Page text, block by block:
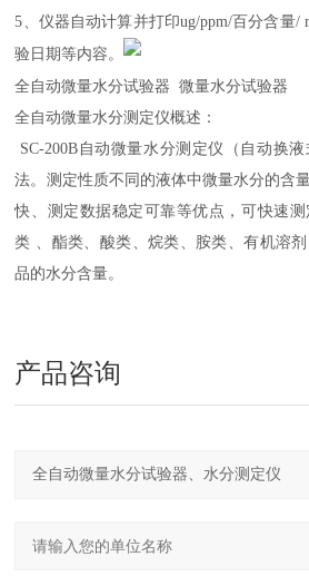
5、仪器自动计算并打印ug/ppm/百分含量/
验日期等内容。
全自动微量水分试验器 微量水分试验器
全自动微量水分测定仪概述：
SC-200B自动微量水分测定仪（自动换液
法。测定性质不同的液体中微量水分的含
快、测定数据稳定可靠等优点，可快速
类 、酯类、酸类、烷类、胺类、有机溶
品的水分含量。
产品咨询